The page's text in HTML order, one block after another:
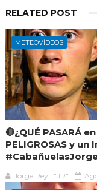
RELATED POST
METEOVÍDEOS
🔴¿QUÉ PASARÁ
PELIGROSAS y un
Jorge Rey | "JR"